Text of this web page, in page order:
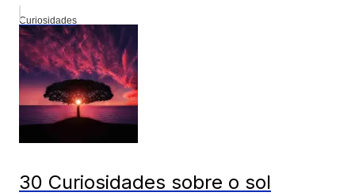
Curiosidades
30 Curiosidades sobre o sol